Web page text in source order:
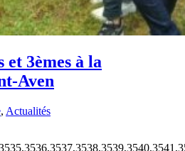
et 3èmes à la
Aven
, Actualités